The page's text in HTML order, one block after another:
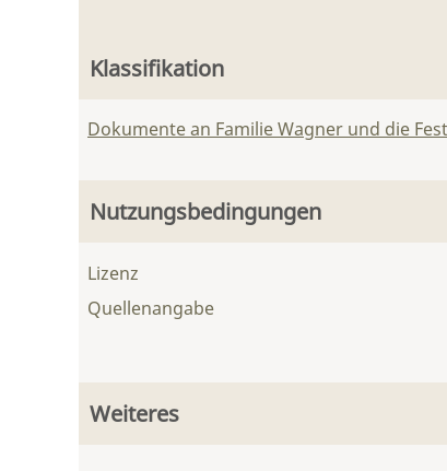
Klassifikation
Dokumente an Familie Wagner und die
Nutzungsbedingungen
Lizenz
Quellenangabe
Weiteres